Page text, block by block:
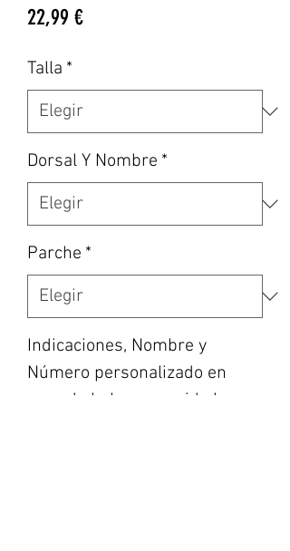
22,99 €Precio
Talla *
Dorsal Y Nombre *
Parche *
Indicaciones, Nombre y
Número personalizado en
caso de haber escogido la